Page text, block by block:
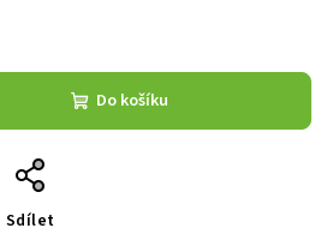
Do košíku
Sdílet